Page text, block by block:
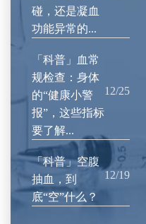
碰，还是凝血
功能异常的...
「科普」血常
规检查：身体
的“健康小警
报”，这些指标
要了解...
12/25
「科普」空腹
抽血，到
底“空”什么？
12/19